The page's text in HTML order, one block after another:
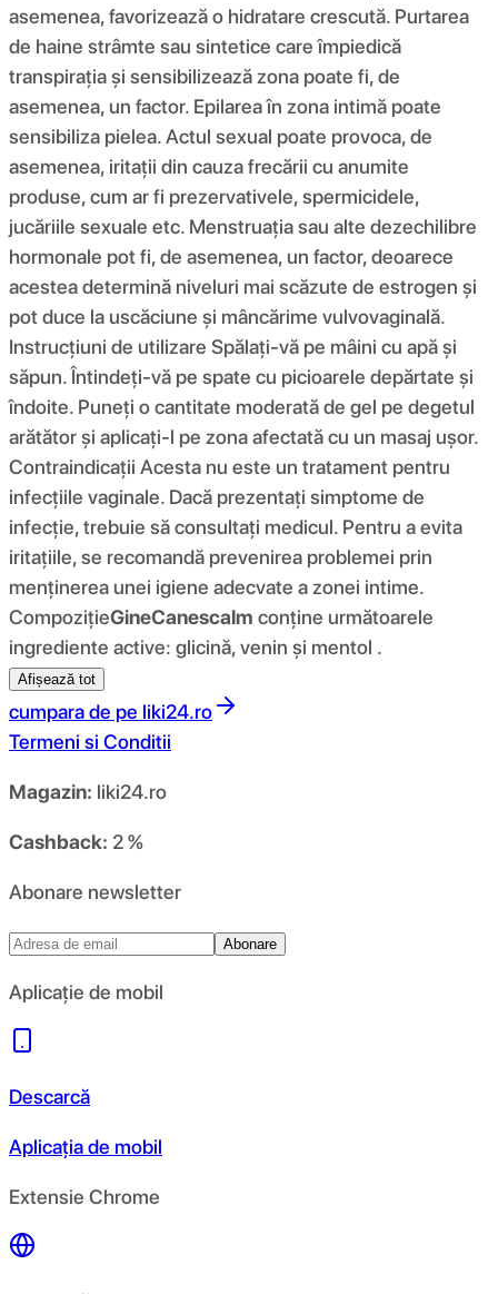
asemenea, favorizează o hidratare crescută. Purtarea
de haine strâmte sau sintetice care împiedică
transpirația și sensibilizează zona poate fi, de
asemenea, un factor. Epilarea în zona intimă poate
sensibiliza pielea. Actul sexual poate provoca, de
asemenea, iritații din cauza frecării cu anumite
produse, cum ar fi prezervativele, spermicidele,
jucăriile sexuale etc. Menstruația sau alte dezechilibre
hormonale pot fi, de asemenea, un factor, deoarece
acestea determină niveluri mai scăzute de estrogen și
pot duce la uscăciune și mâncărime vulvovaginală.
Instrucțiuni de utilizare Spălați-vă pe mâini cu apă și
săpun. Întindeți-vă pe spate cu picioarele depărtate și
îndoite. Puneți o cantitate moderată de gel pe degetul
arătător și aplicați-l pe zona afectată cu un masaj ușor.
Contraindicații Acesta nu este un tratament pentru
infecțiile vaginale. Dacă prezentați simptome de
infecție, trebuie să consultați medicul. Pentru a evita
iritațiile, se recomandă prevenirea problemei prin
menținerea unei igiene adecvate a zonei intime.
CompoziţieGineCanescalm conține următoarele
ingrediente active: glicină, venin și mentol .
Afișează tot
cumpara de pe liki24.ro
Termeni si Conditii
Magazin: liki24.ro
Cashback: 2 %
Abonare newsletter
Abonare
Aplicație de mobil
Descarcă
Aplicația de mobil
Extensie Chrome